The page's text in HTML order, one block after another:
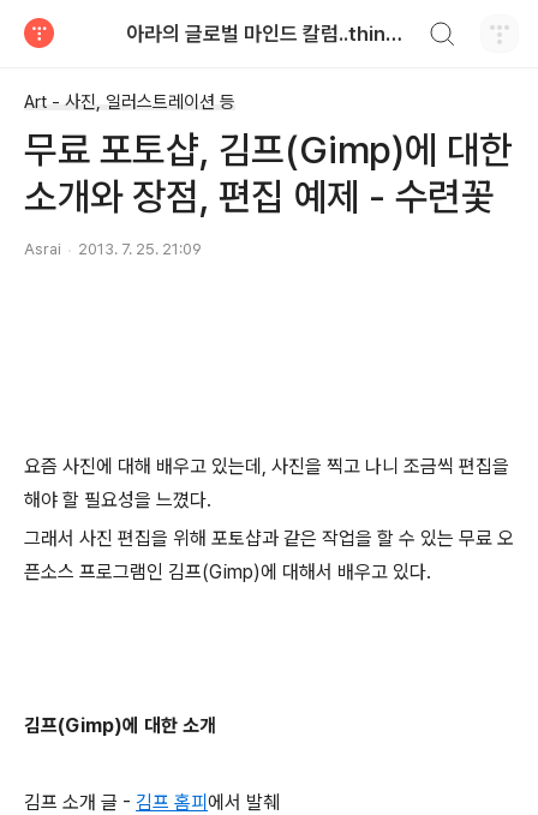
아라의 글로벌 마인드 칼럼..think globally
Art - 사진, 일러스트레이션 등
무료 포토샵, 김프(Gimp)에 대한
소개와 장점, 편집 예제 - 수련꽃
Asrai 2013. 7. 25. 21:09
요즘 사진에 대해 배우고 있는데, 사진을 찍고 나니 조금씩 편집을
해야 할 필요성을 느꼈다.
그래서 사진 편집을 위해 포토샵과 같은 작업을 할 수 있는 무료 오
픈소스 프로그램인 김프(Gimp)에 대해서 배우고 있다.
김프(Gimp)에 대한 소개
김프 소개 글 - 김프 홈피에서 발췌